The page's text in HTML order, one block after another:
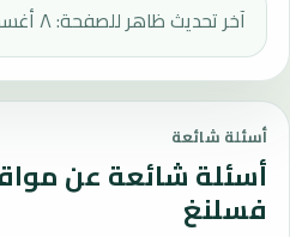
آخر تحديث ظاهر للصفحة: ٨ أغسطس ٢٠٢٦ في ٧:١٥ م.
أسئلة شائعة
أسئلة شائعة عن
فسلنغ